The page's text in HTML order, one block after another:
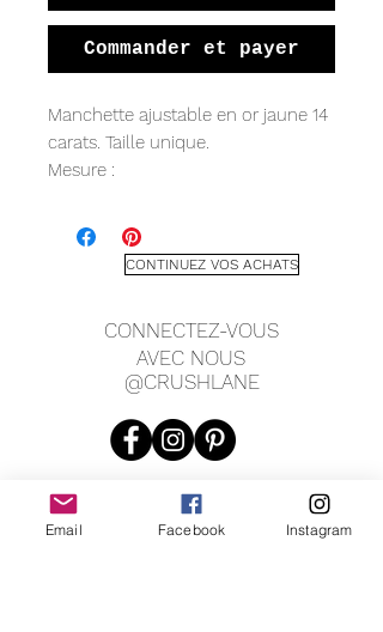
Commander et payer
Manchette ajustable en or jaune 14
carats. Taille unique.
Mesure :
Bande de 1,5 mm
CONTINUEZ VOS ACHATS
CONNECTEZ-VOUS
AVEC NOUS
@CRUSHLANE
Email Facebook Instagram